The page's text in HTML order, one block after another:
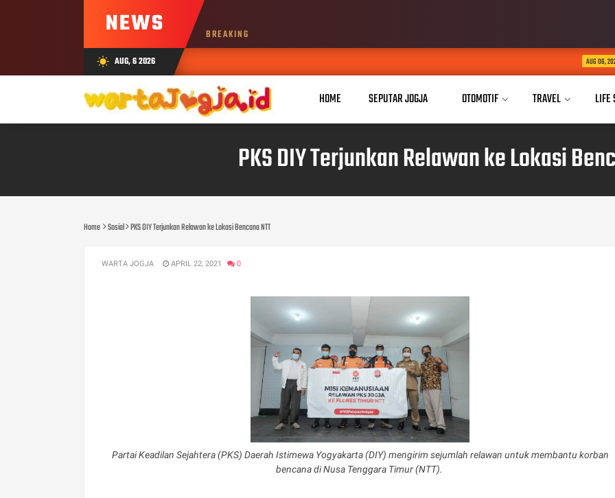
NEWS BREAKING
wb_sunny AUG, 6 2026 Kurnia
HOME SEPUTAR JOGJA OTOMOTIF TRAVEL LIFE
PKS DIY Terjunkan Relawan ke Lokasi
Home Sosial PKS DIY Terjunkan Relawan ke Lokasi Bencana NTT
WARTA JOGJA APRIL 22, 2021 0
Partai Keadilan Sejahtera (PKS) Daerah Istimewa Yogyakarta (DIY) mengirim sejumlah relawan untuk membantu korban
bencana di Nusa Tenggara Timur (NTT).